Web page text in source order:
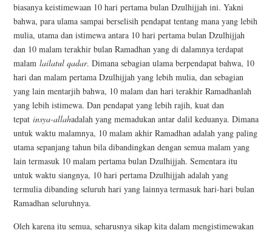
biasanya keistimewaan 10 hari pertama bulan Dzulhijjah ini. Yakni
bahwa, para ulama sampai berselisih pendapat tentang mana yang lebih
mulia, utama dan istimewa antara 10 hari pertama bulan Dzulhijjah
dan 10 malam terakhir bulan Ramadhan yang di dalamnya terdapat
malam lailatul qadar. Dimana sebagian ulama berpendapat bahwa, 10
hari dan malam pertama Dzulhijjah yang lebih mulia, dan sebagian
yang lain mentarjih bahwa, 10 malam dan hari terakhir Ramadhanlah
yang lebih istimewa. Dan pendapat yang lebih rajih, kuat dan
tepat insya-allahadalah yang memadukan antar dalil keduanya. Dimana
untuk waktu malamnya, 10 malam akhir Ramadhan adalah yang paling
utama sepanjang tahun bila dibandingkan dengan semua malam yang
lain termasuk 10 malam pertama bulan Dzulhijjah. Sementara itu
untuk waktu siangnya, 10 hari pertama Dzulhijjah adalah yang
termulia dibanding seluruh hari yang lainnya termasuk hari-hari bulan
Ramadhan seluruhnya.
Oleh karena itu semua, seharusnya sikap kita dalam mengistimewakan